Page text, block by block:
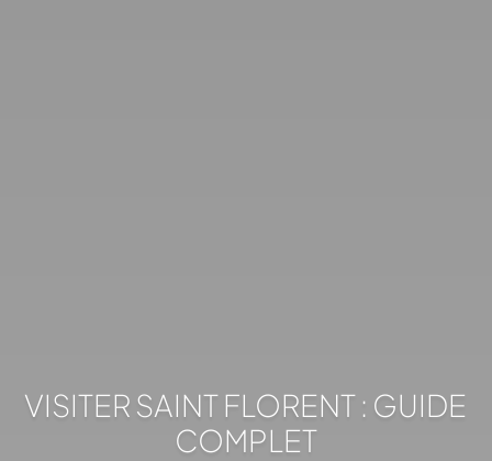
VISITER SAINT FLORENT : GUIDE
COMPLET